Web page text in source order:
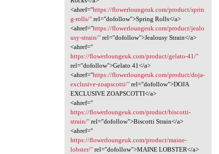
<ahref="https://flowerloungeuk.com/product/sprin
g-rolls/"rel="dofollow">Spring Rolls</a>
<ahref="https://flowerloungeuk.com/product/jealo
usy-strain/"rel="dofollow">Jealousy Strain</a>
<ahref="
https://flowerloungeuk.com/product/gelato-41/"
rel="dofollow">Gelato 41</a>
<ahref="https://flowerloungeuk.com/product/doja-
exclusive-zoapscotti/"rel="dofollow">DOJA
EXCLUSIVE ZOAPSCOTTI</a>
<ahref="
https://flowerloungeuk.com/product/biscotti-
strain/"rel="dofollow">Biscotti Strain</a>
<ahref="
https://flowerloungeuk.com/product/maine-
lobster/"rel="dofollow">MAINE LOBSTER</a>